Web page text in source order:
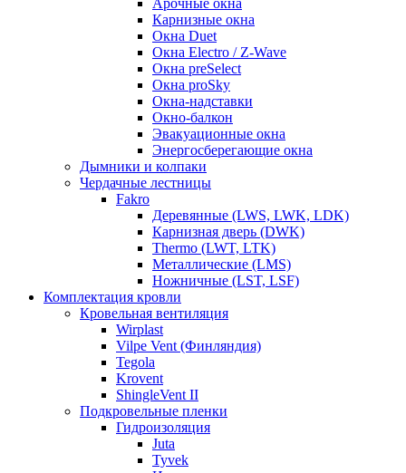
Арочные окна
Карнизные окна
Окна Duet
Окна Electro / Z-Wave
Окна preSelect
Окна proSky
Окна-надставки
Окно-балкон
Эвакуационные окна
Энергосберегающие окна
Дымники и колпаки
Чердачные лестницы
Fakro
Деревянные (LWS, LWK, LDK)
Карнизная дверь (DWK)
Thermo (LWT, LTK)
Металлические (LMS)
Ножничные (LST, LSF)
Комплектация кровли
Кровельная вентиляция
Wirplast
Vilpe Vent (Финляндия)
Tegola
Krovent
ShingleVent II
Подкровельные пленки
Гидроизоляция
Juta
Tyvek